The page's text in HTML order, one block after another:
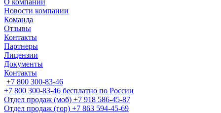
О компании
Новости компании
Команда
Отзывы
Контакты
Партнеры
Лицензии
Документы
Контакты
+7 800 300-83-46
+7 800 300-83-46 бесплатно по России
Отдел продаж (моб) +7 918 586-45-87
Отдел продаж (гор) +7 863 594-45-69